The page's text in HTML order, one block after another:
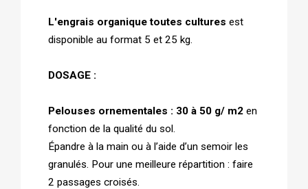
L'engrais organique toutes cultures est
disponible au format 5 et 25 kg.
DOSAGE :
Pelouses ornementales : 30 à 50 g/ m2 en
fonction de la qualité du sol.
Épandre à la main ou à l’aide d’un semoir les
granulés. Pour une meilleure répartition : faire
2 passages croisés.